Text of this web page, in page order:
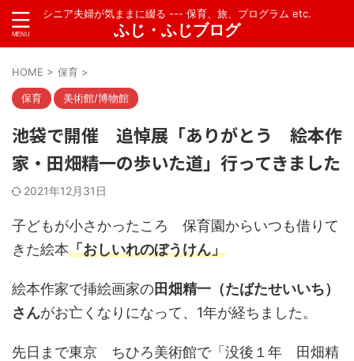
シニア夫婦が気ままに綴る --- 保育、旅、プログラム etc.
ふじ・ふじブログ
HOME > 保育 >
保育 美術館/博物館
池袋で開催 追悼展「ありがとう 絵本作
家・田畑精一の歩いた道」行ってきました
2021年12月31日
子どもが小さかったころ 保育園からいつも借りて
きた絵本「おしいれのぼうけん」
絵本作家で挿絵画家の田畑精一（たばたせいいち）
さんがお亡くなりになって、1年が経ちました。
先日まで東京 ちひろ美術館で「没後１年 田畑精